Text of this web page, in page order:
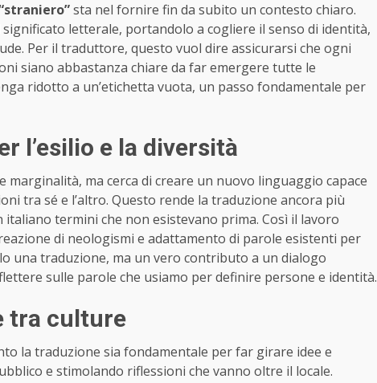
sta nel fornire fin da subito un contesto chiaro.
letterale, portandolo a cogliere il senso di identità,
Per il traduttore, questo vuol dire assicurarsi che ogni
siano abbastanza chiare da far emergere tutte le
ridotto a un’etichetta vuota, un passo fondamentale per
l’esilio e la diversità
marginalità, ma cerca di creare un nuovo linguaggio capace
tra sé e l’altro. Questo rende la traduzione ancora più
termini che non esistevano prima. Così il lavoro
di neologismi e adattamento di parole esistenti per
una traduzione, ma un vero contributo a un dialogo
sulle parole che usiamo per definire persone e identità.
tra culture
la traduzione sia fondamentale per far girare idee e
e stimolando riflessioni che vanno oltre il locale.